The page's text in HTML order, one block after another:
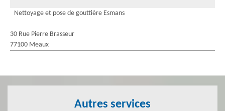
Nettoyage et pose de gouttière Esmans
30 Rue Pierre Brasseur
77100 Meaux
Autres services